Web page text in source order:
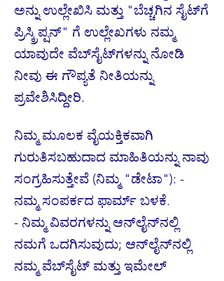
ಅನ್ನು ಉಲ್ಲೇಖಿಸಿ ಮತ್ತು "ಬೆಚ್ಚಗಿನ ಸೈಟ್‌ಗೆ
ಪ್ರಿಸ್ಕ್ರಿಪ್ಷನ್" ಗೆ ಉಲ್ಲೇಖಗಳು ನಮ್ಮ
ಯಾವುದೇ ವೆಬ್‌ಸೈಟ್‌ಗಳನ್ನು ನೋಡಿ
ನೀವು ಈ ಗೌಪ್ಯತೆ ನೀತಿಯನ್ನು
ಪ್ರವೇಶಿಸಿದ್ದೀರಿ.
ನಿಮ್ಮ ಮೂಲಕ ವೈಯಕ್ತಿಕವಾಗಿ
ಗುರುತಿಸಬಹುದಾದ ಮಾಹಿತಿಯನ್ನು ನಾವು
ಸಂಗ್ರಹಿಸುತ್ತೇವೆ (ನಿಮ್ಮ "ಡೇಟಾ"): -
ನಮ್ಮ ಸಂಪರ್ಕದ ಫಾರ್ಮ್ ಬಳಕೆ.
- ನಿಮ್ಮ ವಿವರಗಳನ್ನು ಆನ್‌ಲೈನ್‌ನಲ್ಲಿ
ನಮಗೆ ಒದಗಿಸುವುದು; ಆನ್‌ಲೈನ್‌ನಲ್ಲಿ
ನಮ್ಮ ವೆಬ್‌ಸೈಟ್ ಮತ್ತು ಇಮೇಲ್